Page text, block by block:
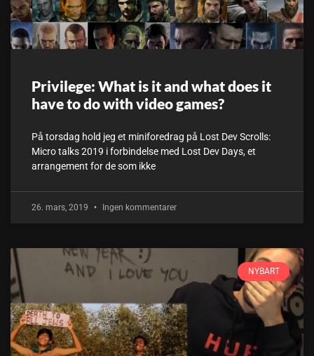
Privilege: What is it and what does it
have to do with video games?
På torsdag hold jeg et miniforedrag på Lost Dev Scrolls:
Micro talks 2019 i forbindelse med Lost Dev Days, et
arrangement for de som ikke
26. mars, 2019 Ingen kommentarer
NYBART